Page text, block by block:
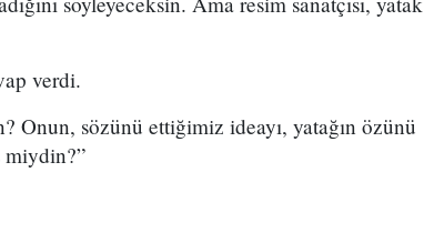
verdi.
sözünü ettiğimiz ideayı, yatağın özünü
miydin?”